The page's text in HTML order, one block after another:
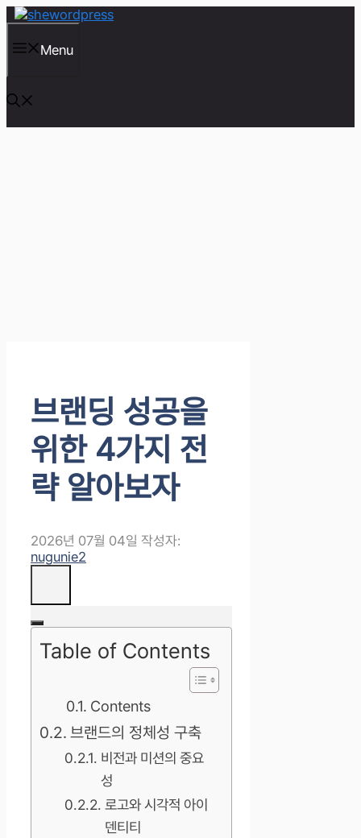
컨
츠
건
너
뛰
기
Menu
브랜딩 성공을
위한 4가지 전
략 알아보자
2026년 07월 04일 작성자:
nugunie2
Table of Contents
Contents
브랜드의 정체성 구축
비전과 미션의 중요
성
로고와 시각적 아이
덴티티